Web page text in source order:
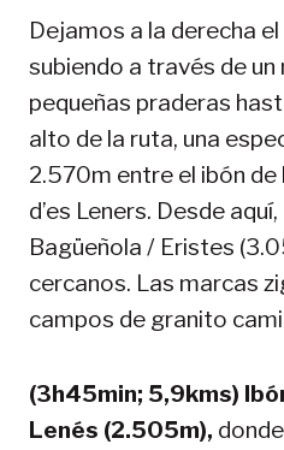
Dejamos a la derecha
subiendo a través de
pequeñas praderas
alto de la ruta, una
2.570m entre el ibón de
d’es Leners. Desde
Bagüeñola / Eristes
cercanos. Las marcas
campos de granito
(3h45min; 5,9kms)
Lenés (2.505m),